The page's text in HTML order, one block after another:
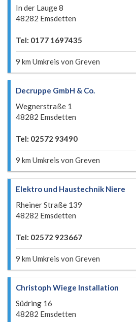
In der Lauge 8
48282 Emsdetten
Tel: 0177 1697435
9 km Umkreis von Greven
Decruppe GmbH & Co.
Wegnerstraße 1
48282 Emsdetten
Tel: 02572 93490
9 km Umkreis von Greven
Elektro und Haustechnik Niere
Rheiner Straße 139
48282 Emsdetten
Tel: 02572 923667
9 km Umkreis von Greven
Christoph Wiege Installation
Südring 16
48282 Emsdetten